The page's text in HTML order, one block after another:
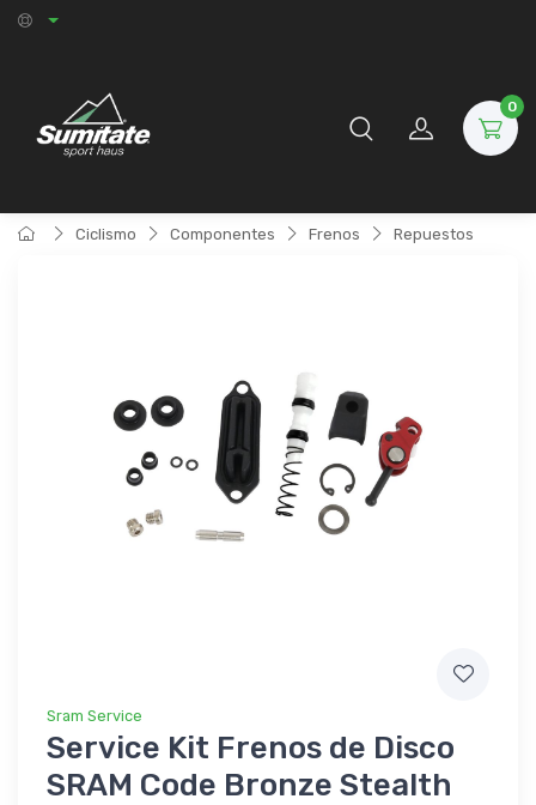
0
Ciclismo Componentes Frenos Repuestos
Sram Service
Service Kit Frenos de Disco
SRAM Code Bronze Stealth